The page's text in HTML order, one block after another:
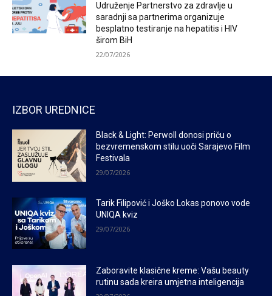
Udruženje Partnerstvo za zdravlje u
saradnji sa partnerima organizuje
besplatno testiranje na hepatitis i HIV
širom BiH
22/07/2026
IZBOR UREDNICE
Black & Light: Perwoll donosi priču o
bezvremenskom stilu uoči Sarajevo Film
Festivala
29/07/2026
Tarik Filipović i Joško Lokas ponovo vode
UNIQA kviz
29/07/2026
Zaboravite klasične kreme: Vašu beauty
rutinu sada kreira umjetna inteligencija